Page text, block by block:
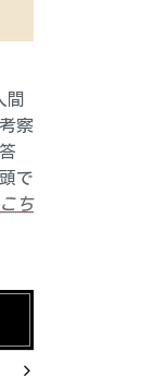
間
察
で
こち